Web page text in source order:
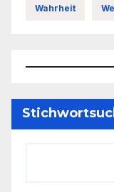
Wahrheit